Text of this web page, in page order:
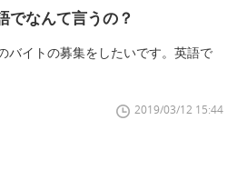
でなんて言うの？
バイトの募集をしたいです。英語で
2019/03/12 15:44